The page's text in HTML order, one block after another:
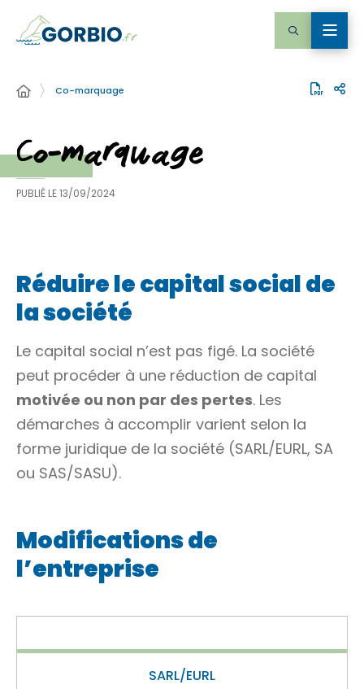
Co-marquage
Co-marquage
PUBLIÉ LE13/09/2024
Réduire le capital social de
la société
Le capital social n’est pas figé. La société
peut procéder à une réduction de capital
motivée ou non par des pertes. Les
démarches à accomplir varient selon la
forme juridique de la société (SARL/EURL, SA
ou SAS/SASU).
Modifications de
l’entreprise
SARL/EURL